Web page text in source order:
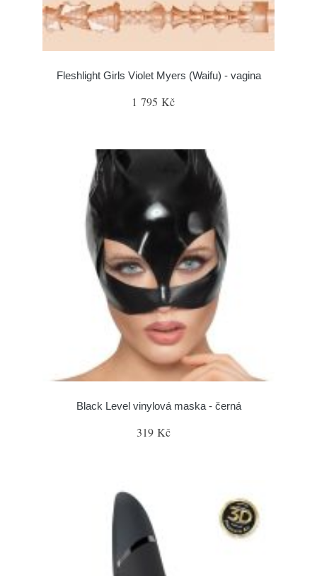
Fleshlight Girls Violet Myers (Waifu) - vagina
1 795 Kč
Black Level vinylová maska - černá
319 Kč